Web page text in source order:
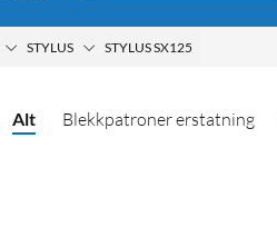
STYLUS STYLUS SX125
Alt Blekkpatroner erstatning